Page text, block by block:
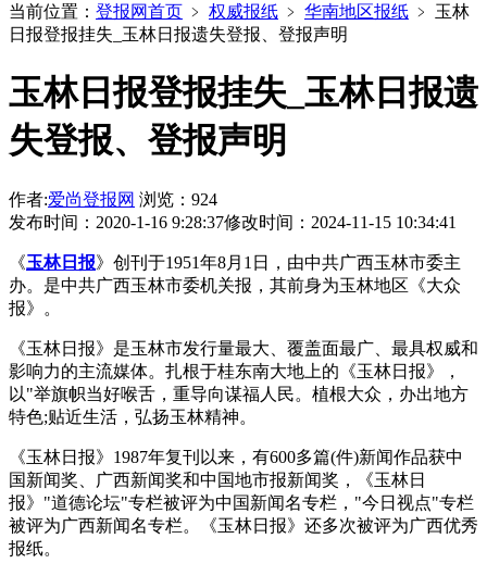
当前位置： 登报网首页 ﹥ 权威报纸 ﹥ 华南地区报纸 ﹥ 玉林
日报登报挂失_玉林日报遗失登报、登报声明
玉林日报登报挂失_玉林日报遗
失登报、登报声明
作者:爱尚登报网 浏览：924
发布时间：2020-1-16 9:28:37修改时间：2024-11-15 10:34:41
《玉林日报》创刊于1951年8月1日，由中共广西玉林市委主
办。是中共广西玉林市委机关报，其前身为玉林地区《大众
报》。
《玉林日报》是玉林市发行量最大、覆盖面最广、最具权威和
影响力的主流媒体。扎根于桂东南大地上的《玉林日报》，
以"举旗帜当好喉舌，重导向谋福人民。植根大众，办出地方
特色;贴近生活，弘扬玉林精神。
《玉林日报》1987年复刊以来，有600多篇(件)新闻作品获中
国新闻奖、广西新闻奖和中国地市报新闻奖，《玉林日
报》"道德论坛"专栏被评为中国新闻名专栏，"今日视点"专栏
被评为广西新闻名专栏。《玉林日报》还多次被评为广西优秀
报纸。